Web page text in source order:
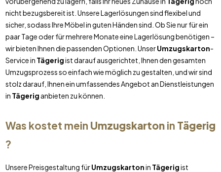
nicht bezugsbereit ist. Unsere Lagerlösungen sind flexibel und
sicher, sodass Ihre Möbel in guten Händen sind. Ob Sie nur für ein
paar Tage oder für mehrere Monate eine Lagerlösung benötigen –
wir bieten Ihnen die passenden Optionen. UnserUmzugskarton-
Service in Tägerigist darauf ausgerichtet, Ihnen den gesamten
Umzugsprozess so einfach wie möglich zu gestalten, und wir sind
stolz darauf, Ihnen ein umfassendes Angebot an Dienstleistungen
in Tägerig anbieten zu können.
Was kostet mein Umzugskartonin Tägerig
?
Unsere Preisgestaltung fürUmzugskartonin Tägerigist